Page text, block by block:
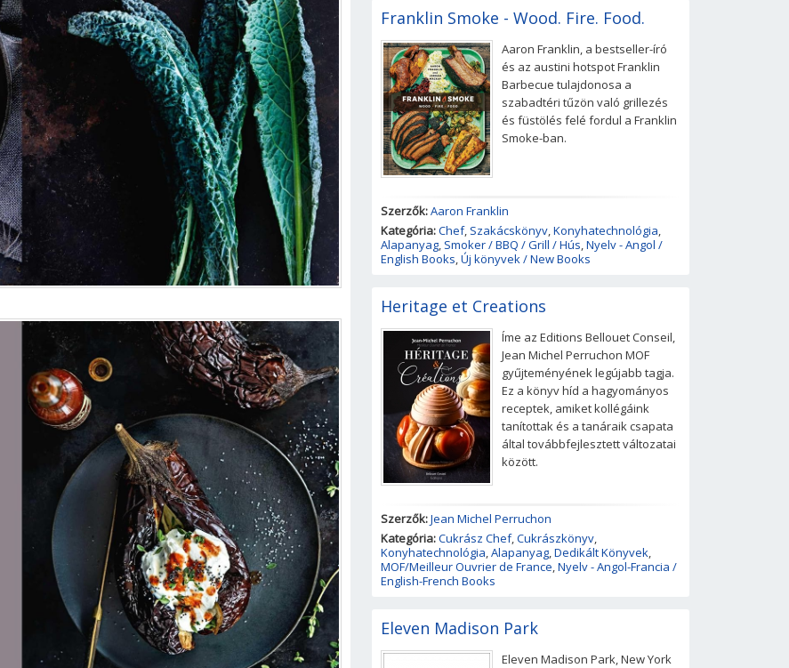
Franklin Smoke - Wood. Fire. Food.
Aaron Franklin, a bestseller-író
és az austini hotspot Franklin
Barbecue tulajdonosa a
szabadtéri tűzön való grillezés
és füstölés felé fordul a Franklin
Smoke-ban.
Szerzők:Aaron Franklin
Kategória:Chef, Szakácskönyv,Konyhatechnológia,
Alapanyag, Smoker / BBQ / Grill / Hús,Nyelv - Angol /
English Books,Új könyvek / New Books
Heritage et Creations
Íme az Editions Bellouet Conseil,
Jean Michel Perruchon MOF
gyűjteményének legújabb tagja.
Ez a könyv híd a hagyományos
receptek, amiket kollégáink
tanítottak és a tanáraik csapata
által továbbfejlesztett változatai
között.
Szerzők:Jean Michel Perruchon
Kategória:Cukrász Chef,Cukrászkönyv,
Konyhatechnológia,Alapanyag,Dedikált Könyvek,
MOF/Meilleur Ouvrier de France,Nyelv - Angol-Francia /
English-French Books
Eleven Madison Park
Eleven Madison Park, New York